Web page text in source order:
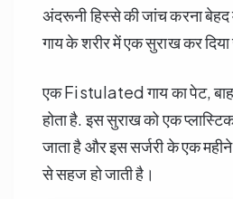
अंदरूनी हिस्से की जांच करना बेहद
गाय के शरीर में एक सुराख कर दिया
एक Fistulated गाय का पेट,
होता है. इस सुराख को एक
जाता है और इस सर्जरी के एक
से सहज हो जाती है।